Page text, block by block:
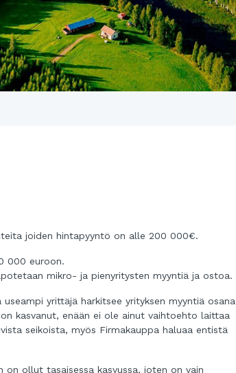
joiden hintapyyntö on alle 200 000€.
000 euroon.
mikro- ja pienyritysten myyntiä ja ostoa.
yrittäjä harkitsee yrityksen myyntiä osana
kasvanut, enään ei ole ainut vaihtoehto laittaa
seikoista, myös Firmakauppa haluaa entistä
on ollut tasaisessa kasvussa, joten on vain